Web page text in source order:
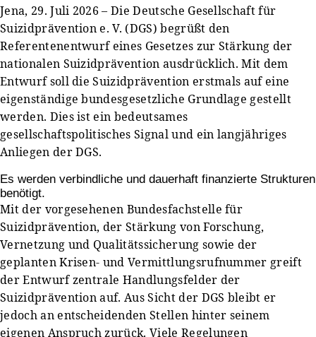
Jena, 29. Juli 2026 – Die Deutsche Gesellschaft für
Suizidprävention e. V. (DGS) begrüßt den
Referentenentwurf eines Gesetzes zur Stärkung der
nationalen Suizidprävention ausdrücklich. Mit dem
Entwurf soll die Suizidprävention erstmals auf eine
eigenständige bundesgesetzliche Grundlage gestellt
werden. Dies ist ein bedeutsames
gesellschaftspolitisches Signal und ein langjähriges
Anliegen der DGS.
Es werden verbindliche und dauerhaft finanzierte Strukturen
benötigt.
Mit der vorgesehenen Bundesfachstelle für
Suizidprävention, der Stärkung von Forschung,
Vernetzung und Qualitätssicherung sowie der
geplanten Krisen- und Vermittlungsrufnummer greift
der Entwurf zentrale Handlungsfelder der
Suizidprävention auf. Aus Sicht der DGS bleibt er
jedoch an entscheidenden Stellen hinter seinem
eigenen Anspruch zurück. Viele Regelungen